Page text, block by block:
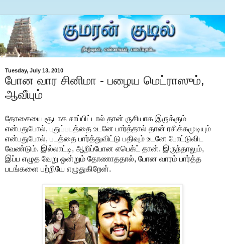
Tuesday, July 13, 2010
போன வார சினிமா - பழைய மெட்ராஸும்,
ஆவீயும்
தோசையை சூடாக சாப்பிட்டால் தான் ருசியாக இருக்கும்
என்பதுபோல், புதுப்படத்தை உடனே பார்த்தால் தான் ரசிக்கமுடியும்
என்பதுபோல், படத்தை பார்த்துவிட்டு பதிவும் உடனே போட்டுவிட
வேண்டும். இல்லாட்டி, ஆறிப்போன எபெக்ட் தான். இருந்தாலும்,
இப்ப எழுத வேறு ஒன்றும் தோணாததால், போன வாரம் பார்த்த
படங்களை பற்றியே எழுதுகிறேன்.